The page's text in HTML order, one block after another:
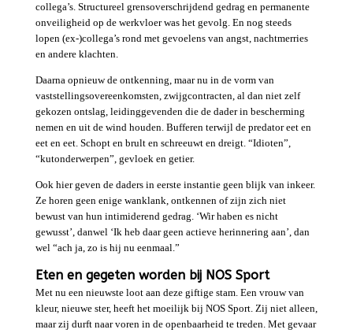
collega’s. Structureel grensoverschrijdend gedrag en permanente
onveiligheid op de werkvloer was het gevolg. En nog steeds
lopen (ex-)collega’s rond met gevoelens van angst, nachtmerries
en andere klachten.
Daarna opnieuw de ontkenning, maar nu in de vorm van
vaststellingsovereenkomsten, zwijgcontracten, al dan niet zelf
gekozen ontslag, leidinggevenden die de dader in bescherming
nemen en uit de wind houden. Bufferen terwijl de predator eet en
eet en eet. Schopt en brult en schreeuwt en dreigt. “Idioten”,
“kutonderwerpen”, gevloek en getier.
Ook hier geven de daders in eerste instantie geen blijk van inkeer.
Ze horen geen enige wanklank, ontkennen of zijn zich niet
bewust van hun intimiderend gedrag. ‘Wir haben es nicht
gewusst’, danwel ‘Ik heb daar geen actieve herinnering aan’, dan
wel “ach ja, zo is hij nu eenmaal.”
Eten en gegeten worden bij NOS Sport
Met nu een nieuwste loot aan deze giftige stam. Een vrouw van
kleur, nieuwe ster, heeft het moeilijk bij NOS Sport. Zij niet alleen,
maar zij durft naar voren in de openbaarheid te treden. Met gevaar